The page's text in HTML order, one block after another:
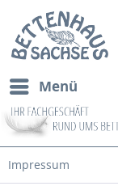
Menü
Impressum